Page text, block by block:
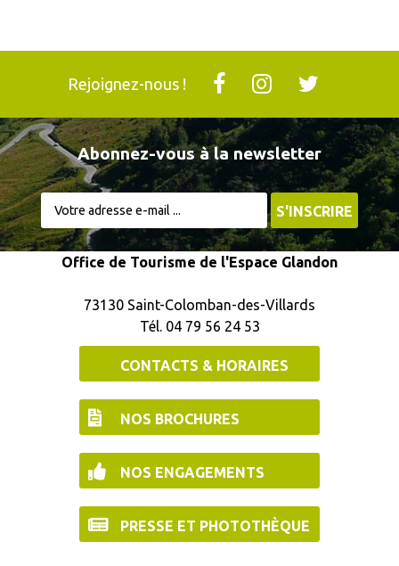
Rejoignez-nous !
Abonnez-vous à la newsletter
Office de Tourisme de l'Espace Glandon
73130 Saint-Colomban-des-Villards
Tél. 04 79 56 24 53
CONTACTS & HORAIRES
NOS BROCHURES
NOS ENGAGEMENTS
PRESSE ET PHOTOTHÈQUE